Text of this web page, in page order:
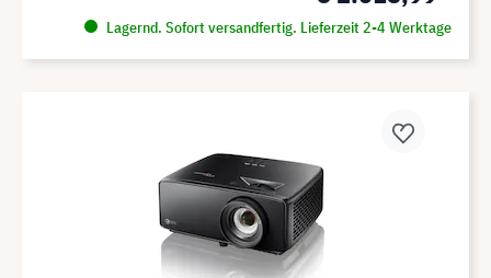
Lagernd. Sofort versandfertig. Lieferzeit 2-4 Werktage